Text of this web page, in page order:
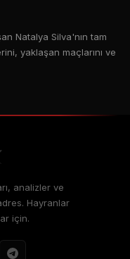
Natalya Silva'nın tam
yaklaşan maçlarını ve
analizler ve
Hayranlar
için.